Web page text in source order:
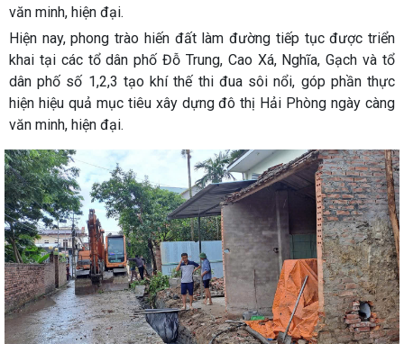
văn minh, hiện đại.
Hiện nay, phong trào hiến đất làm đường tiếp tục được triển
khai tại các tổ dân phố Đỗ Trung, Cao Xá, Nghĩa, Gạch và tổ
dân phố số 1,2,3 tạo khí thế thi đua sôi nổi, góp phần thực
hiện hiệu quả mục tiêu xây dựng đô thị Hải Phòng ngày càng
văn minh, hiện đại.